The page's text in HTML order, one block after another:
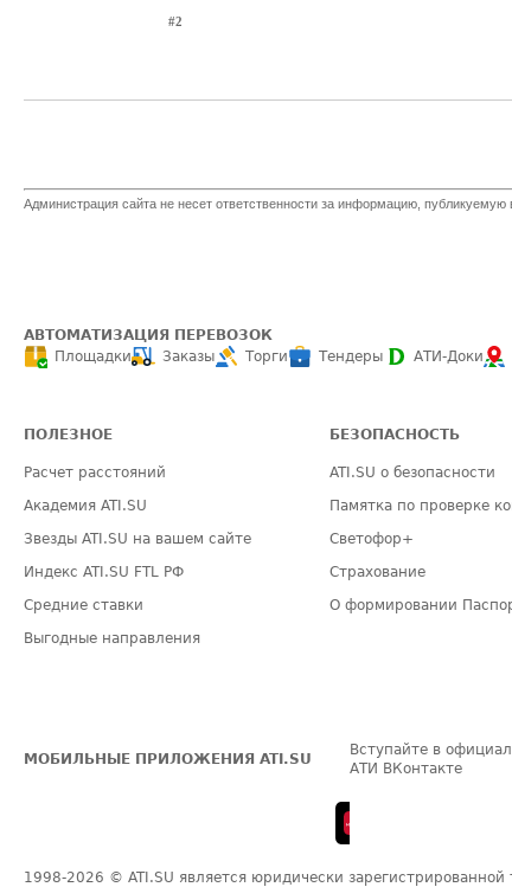
#2
Администрация сайта не несет ответственности за информацию,
АВТОМАТИЗАЦИЯ ПЕРЕВОЗОК
Площадки
Заказы Торги Тендеры АТИ-Доки
ПОЛЕЗНОЕ
Расчет расстояний
Академия ATI.SU
Звезды ATI.SU на вашем сайте
Индекс ATI.SU FTL РФ
Средние ставки
Выгодные направления
БЕЗОПАСНОСТЬ
ATI.SU о безопасности
Памятка по проверке
Светофор+
Страхование
О формировании
МОБИЛЬНЫЕ ПРИЛОЖЕНИЯ ATI.SU
Вступайте в
АТИ ВКонтакте
1998-2026 © ATI.SU является юридически зарегистрированной